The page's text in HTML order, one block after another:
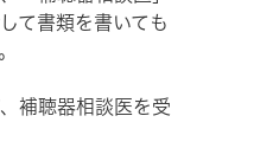
て書類を書いても
補聴器相談医を受